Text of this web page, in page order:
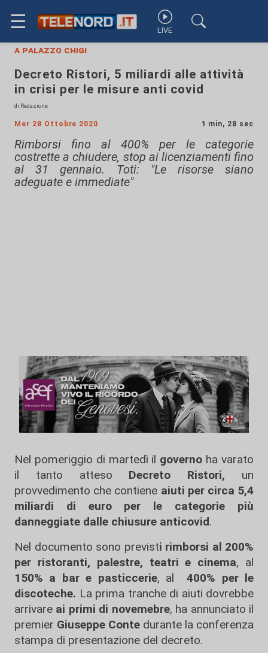
☰ LIVE
a palazzo chigi
Decreto Ristori, 5 miliardi alle attività
in crisi per le misure anti covid
di Redazione
Mer 28 Ottobre 2020 1 min, 28 sec
Rimborsi fino al 400% per le categorie
costrette a chiudere, stop ai licenziamenti fino
al 31 gennaio. Toti: "Le risorse siano
adeguate e immediate"
Nel pomeriggio di martedì il governo ha varato
il tanto atteso Decreto Ristori, un
provvedimento che contiene aiuti per circa 5,4
miliardi di euro per le categorie più
danneggiate dalle chiusure anticovid.
Nel documento sono previsti rimborsi al 200%
per ristoranti, palestre, teatri e cinema, al
150% a bar e pasticcerie, al
400% per le
discoteche. La prima tranche di aiuti dovrebbe
arrivare ai primi di novemebre, ha annunciato il
premier Giuseppe Conte durante la conferenza
stampa di presentazione del decreto.